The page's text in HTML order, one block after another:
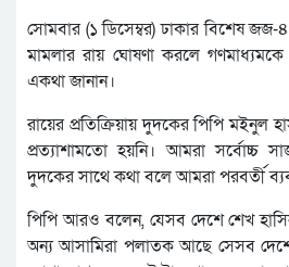
সোমবার (১ ডিসেম্বর) ঢাকার বিশেষ
মামলার রায় ঘোষণা করলে গণমাধ্যমকে
একথা জানান।
রায়ের প্রতিক্রিয়ায় দুদকের পিপি মইনুল
প্রত্যাশামতো হয়নি। আমরা সর্বোচ্চ
দুদকের সাথে কথা বলে আমরা পরবর্তী
পিপি আরও বলেন, যেসব দেশে শেখ
অন্য আসামিরা পলাতক আছে সেসব দেশের